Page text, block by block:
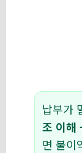
납부가
조 이해
면 불이